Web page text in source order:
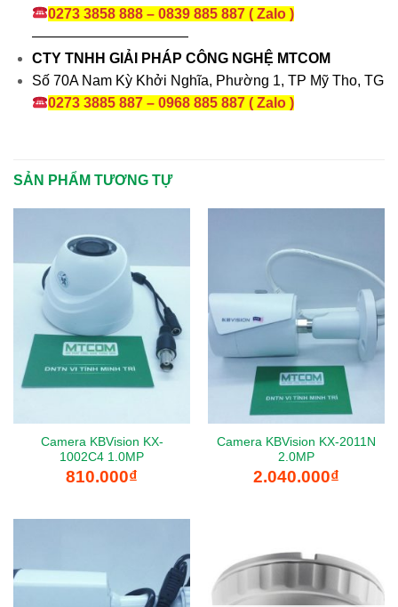
0273 3858 888 – 0839 885 887 ( Zalo )
———————————
CTY TNHH GIẢI PHÁP CÔNG NGHỆ MTCOM
Số 70A Nam Kỳ Khởi Nghĩa, Phường 1, TP Mỹ Tho, TG
0273 3885 887 – 0968 885 887 ( Zalo )
SẢN PHẨM TƯƠNG TỰ
Camera KBVision KX-
1002C4 1.0MP
810.000₫
Camera KBVision KX-2011N
2.0MP
2.040.000₫